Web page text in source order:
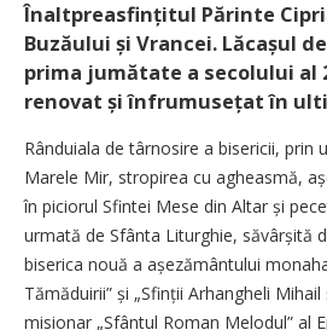
Înaltpreasfințitul Părinte
Buzăului și Vrancei. Lăcașul
prima jumătate a secolului al
renovat și înfrumu­sețat în
Rânduiala de târnosire a bisericii, prin
Marele Mir, stropirea cu agheasmă,
în piciorul Sfintei Mese din Altar și
urmată de Sfânta Li­turghie, săvârșită
biserica nouă a așeză­mân­tului
Tămăduirii” și „Sfinții Arhangheli Mihail
misionar „Sfântul Roman Melodul” al